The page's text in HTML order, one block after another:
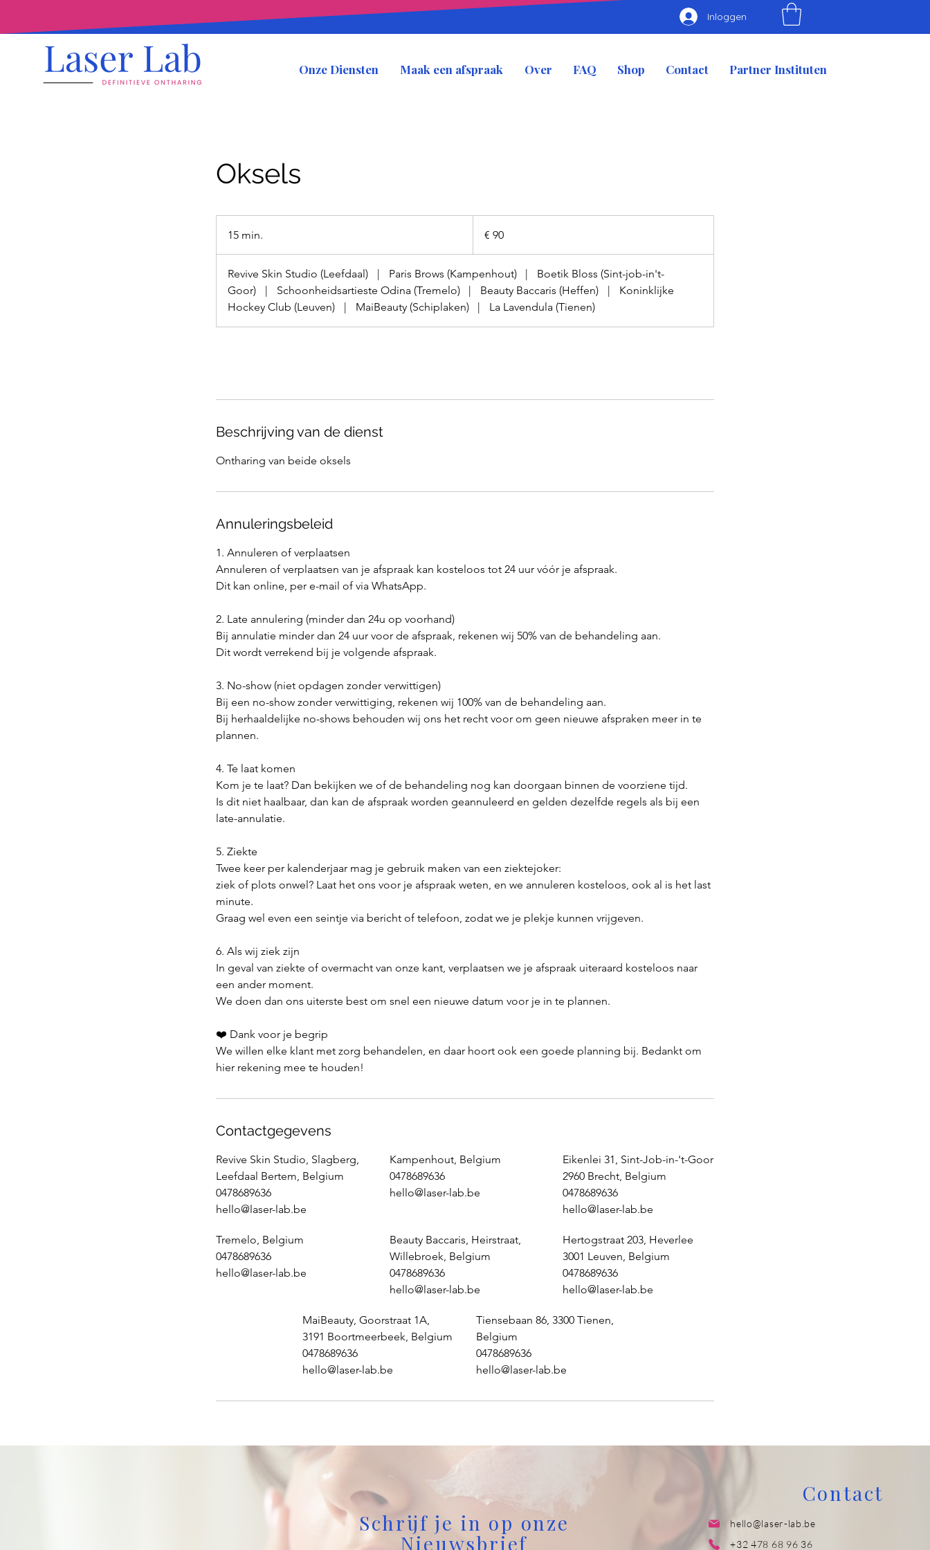
Onze Diensten Maak een afspraak Over FAQ Shop Contact Partner Instituten
Inloggen
Oksels
15 min.
5
m
n
€ 90
Revive Skin Studio (Leefdaal) | Paris Brows (Kampenhout) |
Boetik Bloss (Sint-job-in't-
Goor)
| Schoonheidsartieste Odina (Tremelo) | Beauty Baccaris (Heffen) |
Koninklijke
Hockey Club (Leuven)
| MaiBeauty (Schiplaken) | La Lavendula (Tienen)
Beschrijving van de dienst
Ontharing van beide oksels
Annuleringsbeleid
1. Annuleren of verplaatsen
Annuleren of verplaatsen van je afspraak kan kosteloos tot 24 uur vóór je afspraak.
Dit kan online, per e-mail of via WhatsApp.
2. Late annulering (minder dan 24u op voorhand)
Bij annulatie minder dan 24 uur voor de afspraak, rekenen wij 50% van de behandeling aan.
Dit wordt verrekend bij je volgende afspraak.
3. No-show (niet opdagen zonder verwittigen)
Bij een no-show zonder verwittiging, rekenen wij 100% van de behandeling aan.
Bij herhaaldelijke no-shows behouden wij ons het recht voor om geen nieuwe afspraken meer in te
plannen.
4. Te laat komen
Kom je te laat? Dan bekijken we of de behandeling nog kan doorgaan binnen de voorziene tijd.
Is dit niet haalbaar, dan kan de afspraak worden geannuleerd en gelden dezelfde regels als bij een
late-annulatie.
5. Ziekte
Twee keer per kalenderjaar mag je gebruik maken van een ziektejoker:
ziek of plots onwel? Laat het ons voor je afspraak weten, en we annuleren kosteloos, ook al is het last
minute.
Graag wel even een seintje via bericht of telefoon, zodat we je plekje kunnen vrijgeven.
6. Als wij ziek zijn
In geval van ziekte of overmacht van onze kant, verplaatsen we je afspraak uiteraard kosteloos naar
een ander moment.
We doen dan ons uiterste best om snel een nieuwe datum voor je in te plannen.
❤️ Dank voor je begrip
We willen elke klant met zorg behandelen, en daar hoort ook een goede planning bij. Bedankt om
hier rekening mee te houden!
Contactgegevens
Revive Skin Studio, Slagberg,
Leefdaal Bertem, Belgium
0478689636
hello@laser-lab.be
Kampenhout, Belgium
0478689636
hello@laser-lab.be
Eikenlei 31, Sint-Job-in-'t-Goor
2960 Brecht, Belgium
0478689636
hello@laser-lab.be
Tremelo, Belgium
0478689636
hello@laser-lab.be
Beauty Baccaris, Heirstraat,
Willebroek, Belgium
0478689636
hello@laser-lab.be
Hertogstraat 203, Heverlee
3001 Leuven, Belgium
0478689636
hello@laser-lab.be
MaiBeauty, Goorstraat 1A,
3191 Boortmeerbeek, Belgium
0478689636
hello@laser-lab.be
Tiensebaan 86, 3300 Tienen,
Belgium
0478689636
hello@laser-lab.be
Schrijf je in op onze
Nieuwsbrief
Contact
hello@laser-lab.be
+32 478 68 96 36